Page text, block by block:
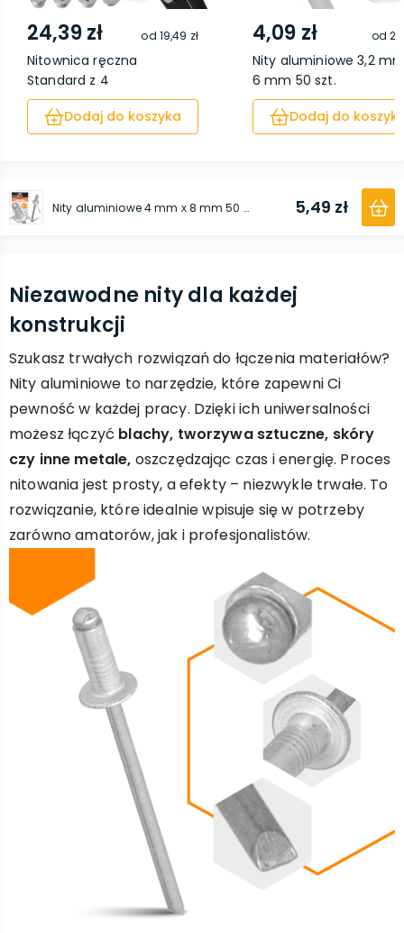
24,39 zł od 19,49 zł
Nitownica ręczna
Standard z 4
końcówkami...
Dodaj do koszyka
4,09 zł od
Nity aluminiowe 3,2
6 mm 50 szt.
Dodaj do
Nity aluminiowe 4 mm х 8 mm 50 szt. 5,49 zł
Niezawodne nity dla każdej
konstrukcji
Szukasz trwałych rozwiązań do łączenia materiałów?
Nity aluminiowe to narzędzie, które zapewni Ci
pewność w każdej pracy. Dzięki ich uniwersalności
możesz łączyć blachy, tworzywa sztuczne, skóry
czy inne metale, oszczędzając czas i energię. Proces
nitowania jest prosty, a efekty – niezwykle trwałe. To
rozwiązanie, które idealnie wpisuje się w potrzeby
zarówno amatorów, jak i profesjonalistów.